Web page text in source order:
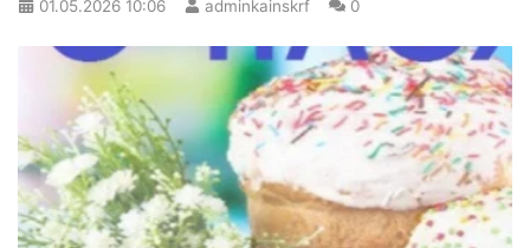
01.05.2026 10:06 adminkainskrf 0